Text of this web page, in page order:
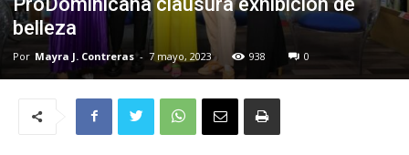
belleza
Por Mayra J. Contreras - 7 mayo, 2023 938 0